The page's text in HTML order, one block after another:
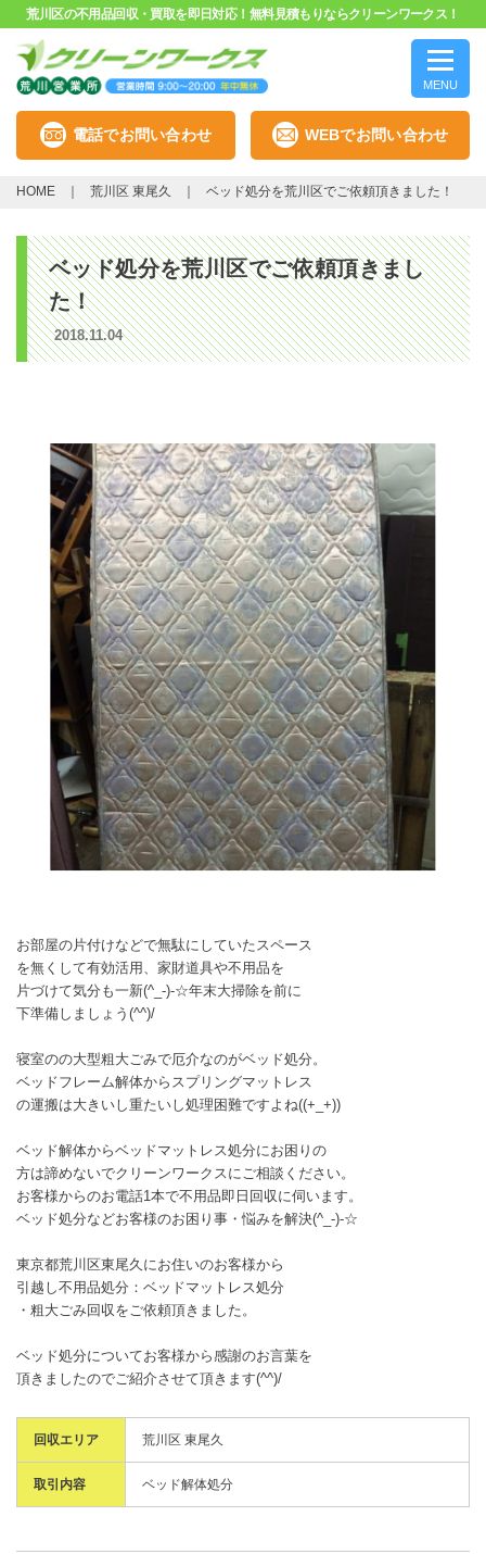
荒川区の不用品回収・買取を即日対応！無料見積もりならクリーンワークス！
MENU
電話でお問い合わせ WEBでお問い合わせ
HOME 荒川区 東尾久 ベッド処分を荒川区でご依頼頂きました！
ベッド処分を荒川区でご依頼頂きまし
た！
2018.11.04
お部屋の片付けなどで無駄にしていたスペース
を無くして有効活用、家財道具や不用品を
片づけて気分も一新(^_-)-☆年末大掃除を前に
下準備しましょう(^^)/
寝室のの大型粗大ごみで厄介なのがベッド処分。
ベッドフレーム解体からスプリングマットレス
の運搬は大きいし重たいし処理困難ですよね((+_+))
ベッド解体からベッドマットレス処分にお困りの
方は諦めないでクリーンワークスにご相談ください。
お客様からのお電話1本で不用品即日回収に伺います。
ベッド処分などお客様のお困り事・悩みを解決(^_-)-☆
東京都荒川区東尾久にお住いのお客様から
引越し不用品処分：ベッドマットレス処分
・粗大ごみ回収をご依頼頂きました。
ベッド処分についてお客様から感謝のお言葉を
頂きましたのでご紹介させて頂きます(^^)/
回収エリア 荒川区 東尾久
取引内容 ベッド解体処分